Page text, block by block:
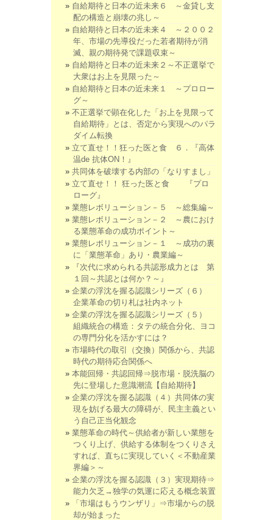
自給期待と日本の近未来６ ～金貸し支
配の構造と崩壊の兆し～
自給期待と日本の近未来４ ～２００２
年、市場の先導役だった若者期待が消
滅、親の期待発で課題収束～
自給期待と日本の近未来２～不正選挙で
大衆はお上を見限った～
自給期待と日本の近未来１ ～プロロー
グ～
不正選挙で顕在化した「お上を見限って
自給期待」とは、否定から実現へのパラ
ダイム転換
立て直せ！！狂った医と食 ６．『高体
温de 抗体ON！』
共同体を破壊する内部の「なりすまし」
立て直せ！！ 狂った医と食 『プロ
ローグ』
業態レボリューション－５ ～総集編～
業態レボリューション－２ ～農におけ
る業態革命の成功ポイント～
業態レボリューション－１ ～成功の裏
に「業態革命」あり・農業編～
『次代に求められる共認形成力とは 第
１回～共認とは何か？～』
企業の浮沈を握る認識シリーズ（６）
企業革命の切り札は社内ネット
企業の浮沈を握る認識シリーズ（５）
組織統合の構造：タテの統合分化、ヨコ
の専門分化を活かすには？
市場時代の取引（交換）関係から、共認
時代の期待応合関係へ
本能回帰・共認回帰⇒脱市場・脱洗脳の
先に登場した意識潮流【自給期待】
企業の浮沈を握る認識（４）共同体の実
現を妨げる最大の障碍が、民主主義とい
う自己正当化観念
業態革命の時代～供給者が新しい業態を
つくり上げ、供給する体制をつくりさえ
すれば、直ちに実現していく＜不動産業
界編＞～
企業の浮沈を握る認識（３）実現期待⇒
能力欠乏→独学の気運に応える概念装置
「市場はもうウンザリ」⇒市場からの脱
却が始まった